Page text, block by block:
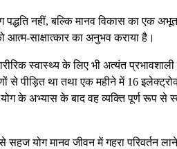
पद्धति नहीं, बल्कि मानव विकास का एक
साक्षात्कार का अनुभव कराया है।
स्वास्थ्य के लिए भी अत्यंत
से पीड़ित था तथा एक महीने में 16
योग के अभ्यास के बाद वह व्यक्ति पूर्ण रूप
योग मानव जीवन में गहरा परिवर्तन लाने